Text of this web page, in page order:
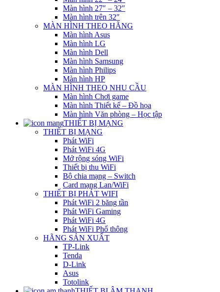
Màn hình 27″ – 32″
Màn hình trên 32″
MÀN HÌNH THEO HÃNG
Màn hình Asus
Màn hình LG
Màn hình Dell
Màn hình Samsung
Màn hình Philips
Màn hình HP
MÀN HÌNH THEO NHU CẦU
Màn hình Chơi game
Màn hình Thiết kế – Đồ họa
Màn hình Văn phòng – Học tập
THIẾT BỊ MẠNG
THIẾT BỊ MẠNG
Phát WiFi
Phát WiFi 4G
Mở rộng sóng WiFi
Thiết bị thu WiFi
Bộ chia mạng – Switch
Card mạng Lan/WiFi
THIẾT BỊ PHÁT WIFI
Phát WiFi 2 băng tần
Phát WiFi Gaming
Phát WiFi 4G
Phát WiFi Phổ thông
HÃNG SẢN XUẤT
TP-Link
Tenda
D-Link
Asus
Totolink